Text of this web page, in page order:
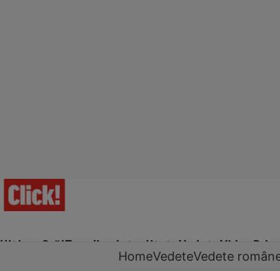
Ultima Oră!Trending Actualitate Vedete Video
HomeVedeteVedete